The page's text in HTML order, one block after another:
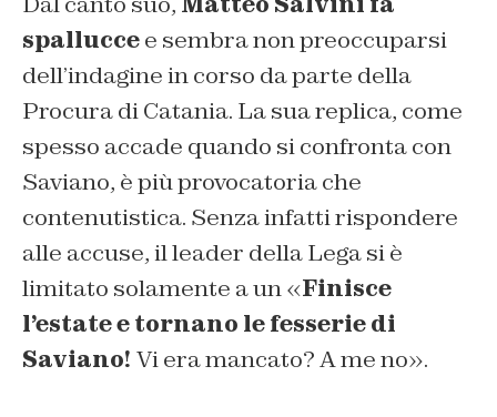
spalluccee sembra non preoccuparsi
dell’indagine in corso da parte della
Procura di Catania. La sua replica, come
spesso accade quando si confronta con
Saviano, è più provocatoria che
contenutistica. Senza infatti rispondere
alle accuse, il leader della Lega si è
limitato solamente a un «Finisce
l’estate e tornano le fesserie di
Saviano! Vi era mancato? A me no».